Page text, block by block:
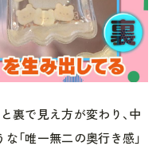
裏で見え方が変わり、中
「唯一無二の奥行き感」